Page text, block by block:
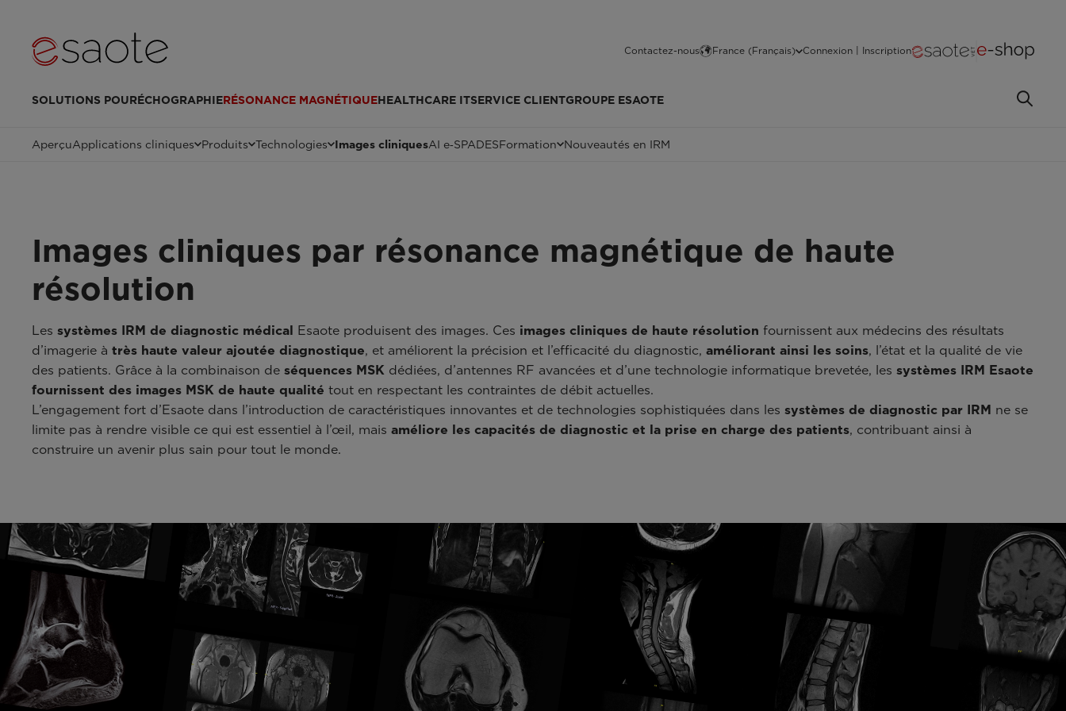
Contactez-nous France (Français) Connexion | Inscription
SOLUTIONS POURÉCHOGRAPHIERÉSONANCE MAGNÉTIQUEHEALTHCARE ITSERVICE CLIENTGROUPE ESAOTE
AperçuApplications cliniques Produits Technologies Images cliniquesAI e‑SPADESFormation Nouveautés en IRM
Images cliniques par résonance magnétique de haute
résolution
Les systèmes IRM de diagnostic médical Esaote produisent des images. Ces images cliniques de haute résolution fournissent aux médecins des résultats
d’imagerie à très haute valeur ajoutée diagnostique, et améliorent la précision et l’efficacité du diagnostic, améliorant ainsi les soins, l’état et la qualité de vie
des patients. Grâce à la combinaison de séquences MSK dédiées, d’antennes RF avancées et d’une technologie informatique brevetée, les systèmes IRM Esaote
fournissent des images MSK de haute qualité tout en respectant les contraintes de débit actuelles.
L’engagement fort d’Esaote dans l’introduction de caractéristiques innovantes et de technologies sophistiquées dans les systèmes de diagnostic par IRM ne se
limite pas à rendre visible ce qui est essentiel à l’œil, mais améliore les capacités de diagnostic et la prise en charge des patients, contribuant ainsi à
construire un avenir plus sain pour tout le monde.